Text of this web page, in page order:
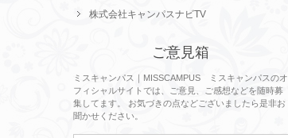
株式会社キャンパスナビTV
ご意見箱
ミスキャンパス｜MISSCAMPUS ミスキャンパスのオ
フィシャルサイトでは、ご意見、ご感想などを随時募
集してます。 お気づきの点などございましたら是非お
聞かせください。